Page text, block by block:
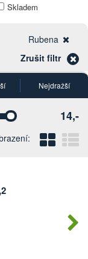
Skladem
Rubena
Zrušit filtr
Nejdražší
Vyberte 14,-